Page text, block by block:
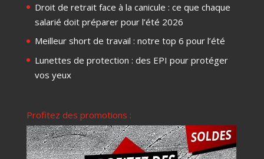
Droit de retrait face à la canicule : ce que chaque
salarié doit préparer pour l’été 2026
Meilleur short de travail : notre top 6 pour l’été
Lunettes de protection : des EPI pour protéger
vos yeux
Profitez des promotions :